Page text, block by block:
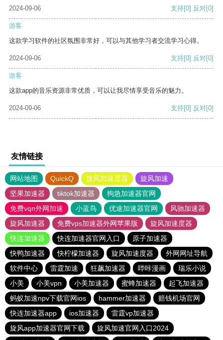
2024-09-06
支持[0] 反对[0]
游客
这款学习软件的社区氛围非常好，可以与其他学习者交流学习心得。
2024-09-06 支持[0] 反对[0]
游客
这款app的音乐资源非常优质，可以让我尽情享受音乐的魅力。
2024-09-06 支持[0] 反对[0]
友情链接
网站地图 QuickQ 旋风加速度器
旋风加速
坚果加速器
tiktok加速器
狗急加速器官网
免费vqn外网加速
小蓝鸟 优途加速器官网
风驰加速器
旋风加速器
免费vps加速器外网苹果版
旋风加速度器
快连加速器
快连加速器官网入口
原子加速器
快鸭加速器
快柠檬加速器 旋风加速度器
外网网址导航
软件中心
雷霆加速 狂飙加速器 哔咔漫画
瑞乐小说
小美
小美vpn 小美加速器 蜜蜂加速器
起飞加速器
蚂蚁加速npv下载官网ios
hammer加速器
赔钱机场官网
快连加速器app
ios加速器
雷霆vp加速器
旋风app加速器官网下载
旋风加速官网入口2024